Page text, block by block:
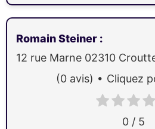
Romain Steiner :
12 rue Marne 02310
0 / 5
(0 avis) Cliquez